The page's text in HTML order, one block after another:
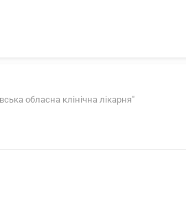
обласна клінічна лікарня"